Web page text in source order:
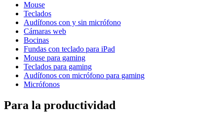
Mouse
Teclados
Audífonos con y sin micrófono
Cámaras web
Bocinas
Fundas con teclado para iPad
Mouse para gaming
Teclados para gaming
Audífonos con micrófono para gaming
Micrófonos
Para la productividad